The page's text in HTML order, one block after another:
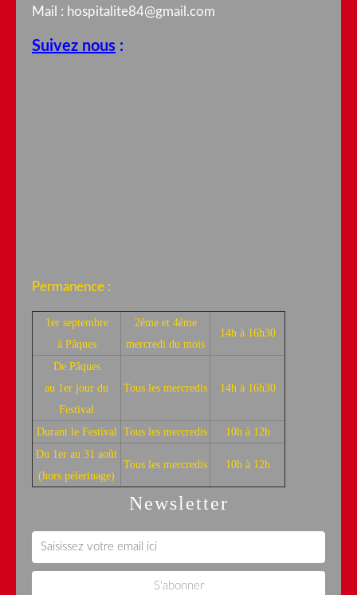
Newsletter
Mail : hospitalite84@gmail.com
Suivez nous :
Permanence :
1er septembre
à Pâques
2ème et 4ème
mercredi du mois
14h à 16h30
De Pâques
au 1er jour du
Festival
Tous les mercredis 14h à 16h30
Durant le Festival Tous les mercredis
10h à 12h
Du 1er au 31 août
(hors pèlerinage)
Tous les mercredis 10h à 12h